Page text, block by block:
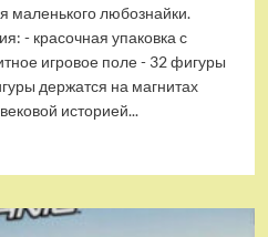
маленького любознайки.
- красочная упаковка с
игровое поле - 32 фигуры
держатся на магнитах
историей...